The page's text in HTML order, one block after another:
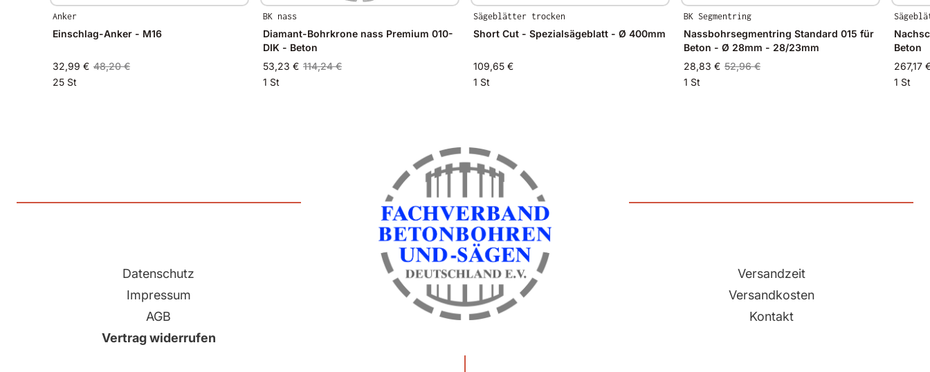
Anker
Einschlag-Anker - M16
32,99 € 48,20 €
25 St
BK nass
Diamant-Bohrkrone nass Premium 010-
DIK - Beton
53,23 € 114,24 €
1 St
Sägeblätter trocken
Short Cut - Spezialsägeblatt - Ø 400mm
109,65 €
1 St
BK Segmentring
Nassbohrsegmentring Standard 015 für
Beton - Ø 28mm - 28/23mm
28,83 € 52,96 €
1 St
Beton
267,17
1 St
Datenschutz
Impressum
AGB
Vertrag widerrufen
Versandzeit
Versandkosten
Kontakt